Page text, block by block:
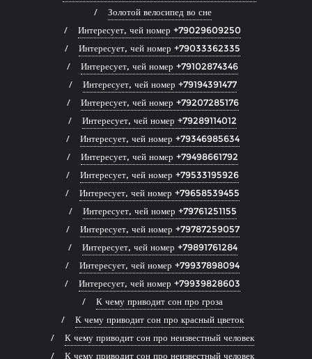
Золотой велосипед во сне
Интересует, чей номер +79029609250
Интересует, чей номер +79033362335
Интересует, чей номер +79102874346
Интересует, чей номер +79194391477
Интересует, чей номер +79207285176
Интересует, чей номер +79289114012
Интересует, чей номер +79346985634
Интересует, чей номер +79498661792
Интересует, чей номер +79533195926
Интересует, чей номер +79658539455
Интересует, чей номер +79761251155
Интересует, чей номер +79787259057
Интересует, чей номер +79891761284
Интересует, чей номер +79937898094
Интересует, чей номер +79939828603
К чему приводит сон про гроза
К чему приводит сон про красный цветок
К чему приводит сон про неизвестный человек
К чему приводит сон про неизвестный человек